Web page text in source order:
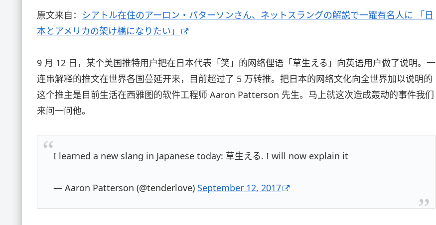
原文来自： シアトル在住のアーロン・パターソンさん、ネットスラングの解説で一躍有名人に 「日
本とアメリカの架け橋になりたい」
9 月 12 日，某个美国推特用户把在日本代表「笑」的网络俚语「草生える」向英语用户做了说明。一
连串解释的推文在世界各国蔓延开来，目前超过了 5 万转推。把日本的网络文化向全世界加以说明的
这个推主是目前生活在西雅图的软件工程师 Aaron Patterson 先生。马上就这次造成轰动的事件我们
来问一问他。
I learned a new slang in Japanese today: 草生える. I will now explain it
— Aaron Patterson (@tenderlove) September 12, 2017